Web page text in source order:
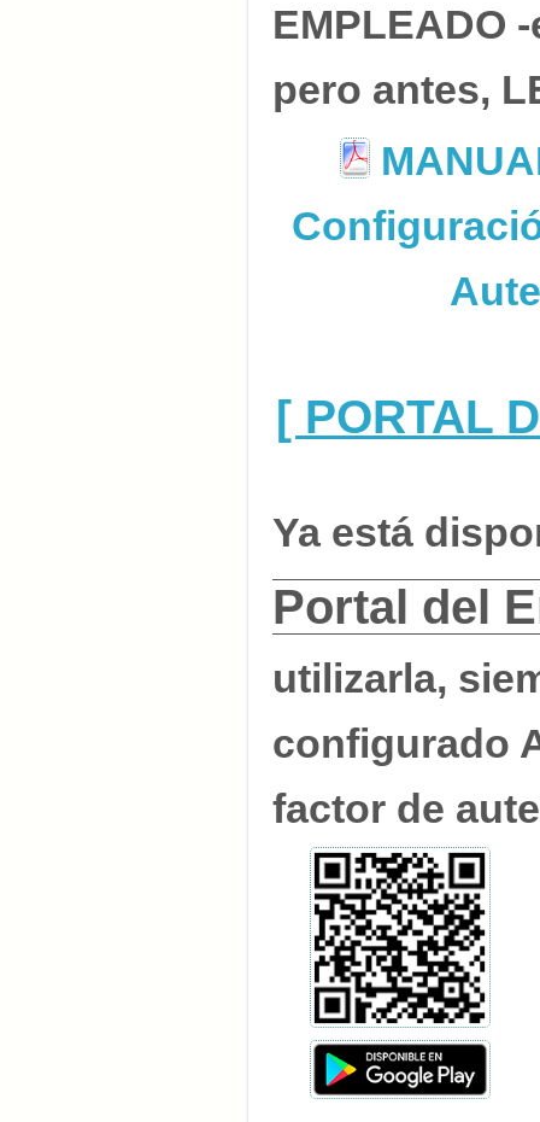
EMPLEADO
pero antes,
[ PORTAL
Ya está
Portal del
utilizarla,
configurado
factor de